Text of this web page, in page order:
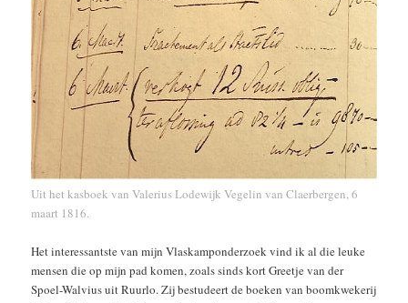
Uit het kasboek van Valerius Lodewijk Vegelin van Claerbergen, 6
maart 1816.
Het interessantste van mijn Vlaskamponderzoek vind ik al die leuke
mensen die op mijn pad komen, zoals sinds kort Greetje van der
Spoel-Walvius uit Ruurlo. Zij bestudeert de boeken van boomkwekerij